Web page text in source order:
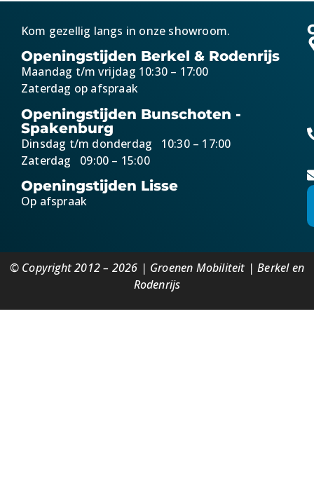
Kom gezellig langs in onze showroom.
Openingstijden Berkel & Rodenrijs
Maandag t/m vrijdag 10:30 – 17:00
Zaterdag op afspraak
Openingstijden Bunschoten -
Spakenburg
Dinsdag t/m donderdag 10:30 – 17:00
Zaterdag 09:00 – 15:00
Openingstijden Lisse
Op afspraak
© Copyright 2012 – 2026 | Groenen Mobiliteit | Berkel en
Rodenrijs